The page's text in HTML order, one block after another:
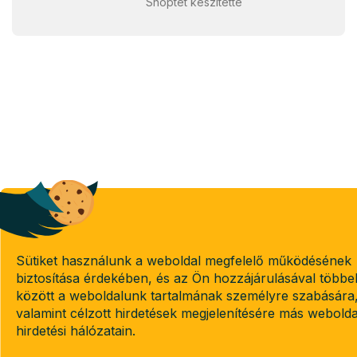
Sütiket használunk a weboldal megfelelő működésének
biztosítása érdekében, és az Ön hozzájárulásával
között a weboldalunk tartalmának személyre
valamint célzott hirdetések megjelenítésére más
hirdetési hálózatain.